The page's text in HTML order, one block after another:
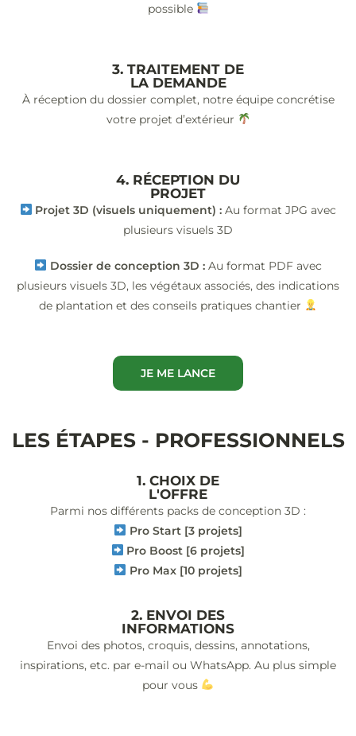
possible
3. TRAITEMENT DE
LA DEMANDE
À réception du dossier complet, notre équipe concrétise
votre projet d’extérieur
4. RÉCEPTION DU
PROJET
Projet 3D (visuels uniquement) : Au format JPG avec
plusieurs visuels 3D
Dossier de conception 3D :Au format PDF avec
plusieurs visuels 3D, les végétaux associés, des indications
de plantation et des conseils pratiques chantier
JE ME LANCE
LES ÉTAPES - PROFESSIONNELS
1. CHOIX DE
L'OFFRE
Parmi nos différents packs de conception 3D :
Pro Start [3 projets]
Pro Boost [6 projets]
Pro Max [10 projets]
2. ENVOI DES
INFORMATIONS
Envoi des photos, croquis, dessins, annotations,
inspirations, etc. par e-mail ou WhatsApp. Au plus simple
pour vous